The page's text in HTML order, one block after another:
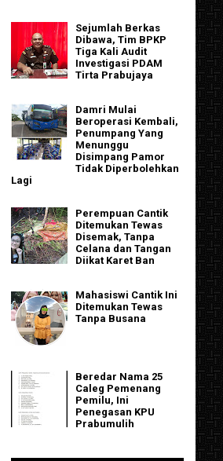
Sejumlah Berkas
Dibawa, Tim BPKP
Tiga Kali Audit
Investigasi PDAM
Tirta Prabujaya
Damri Mulai
Beroperasi Kembali,
Penumpang Yang
Menunggu
Disimpang Pamor
Tidak Diperbolehkan
Lagi
Perempuan Cantik
Ditemukan Tewas
Disemak, Tanpa
Celana dan Tangan
Diikat Karet Ban
Mahasiswi Cantik Ini
Ditemukan Tewas
Tanpa Busana
Beredar Nama 25
Caleg Pemenang
Pemilu, Ini
Penegasan KPU
Prabumulih